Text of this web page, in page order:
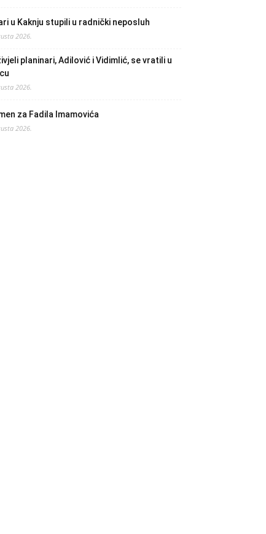
u Kaknju stupili u radnički neposluh
2026.
planinari, Adilović i Vidimlić, se vratili u
2026.
za Fadila Imamovića
2026.